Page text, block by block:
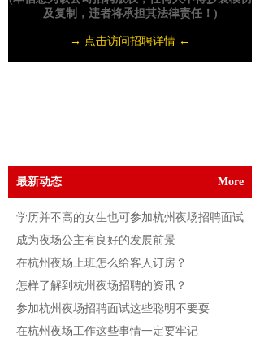
及复制，违者将承担其法律责任！)
→ 点击访问招聘详情 ←
最新动态 More
学历并不高的女生也可参加杭州夜场招聘面试
成为夜场公主有良好的发展前景
在杭州夜场上班怎么给客人订房？
怎样了解到杭州夜场招聘的资讯？
参加杭州夜场招聘面试这些聪明不要耍
在杭州夜场工作这些事情一定要牢记